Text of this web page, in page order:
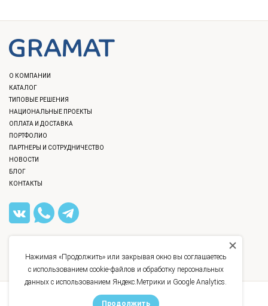
О КОМПАНИИ
КАТАЛОГ
ТИПОВЫЕ РЕШЕНИЯ
НАЦИОНАЛЬНЫЕ ПРОЕКТЫ
ОПЛАТА И ДОСТАВКА
ПОРТФОЛИО
ПАРТНЕРЫ И СОТРУДНИЧЕСТВО
НОВОСТИ
БЛОГ
КОНТАКТЫ
INFO@GRAMAT.RU
УЛ. БАССЕЙНАЯ, Д. 21
Нажимая «Продолжить» или закрывая окно вы соглашаетесь
с использованием cookie-файлов и обработку персональных
данных с использованием Яндекс.Метрики и Google Analytics.
Продолжить